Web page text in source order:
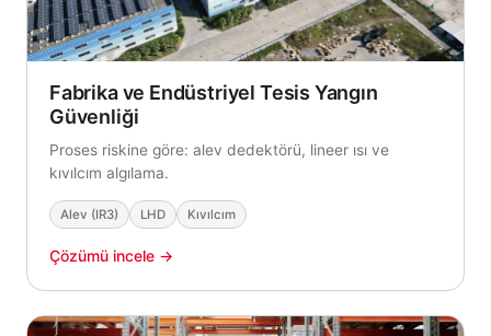
Fabrika ve Endüstriyel Tesis Yangın
Güvenliği
Proses riskine göre: alev dedektörü, lineer ısı ve
kıvılcım algılama.
Alev (IR3) LHD Kıvılcım
Çözümü incele →